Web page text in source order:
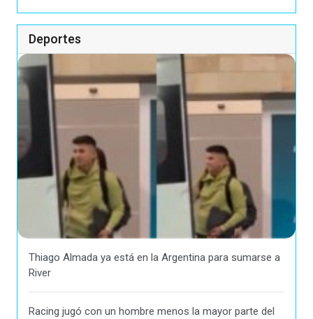
Deportes
Thiago Almada ya está en la Argentina para sumarse a
River
Racing jugó con un hombre menos la mayor parte del